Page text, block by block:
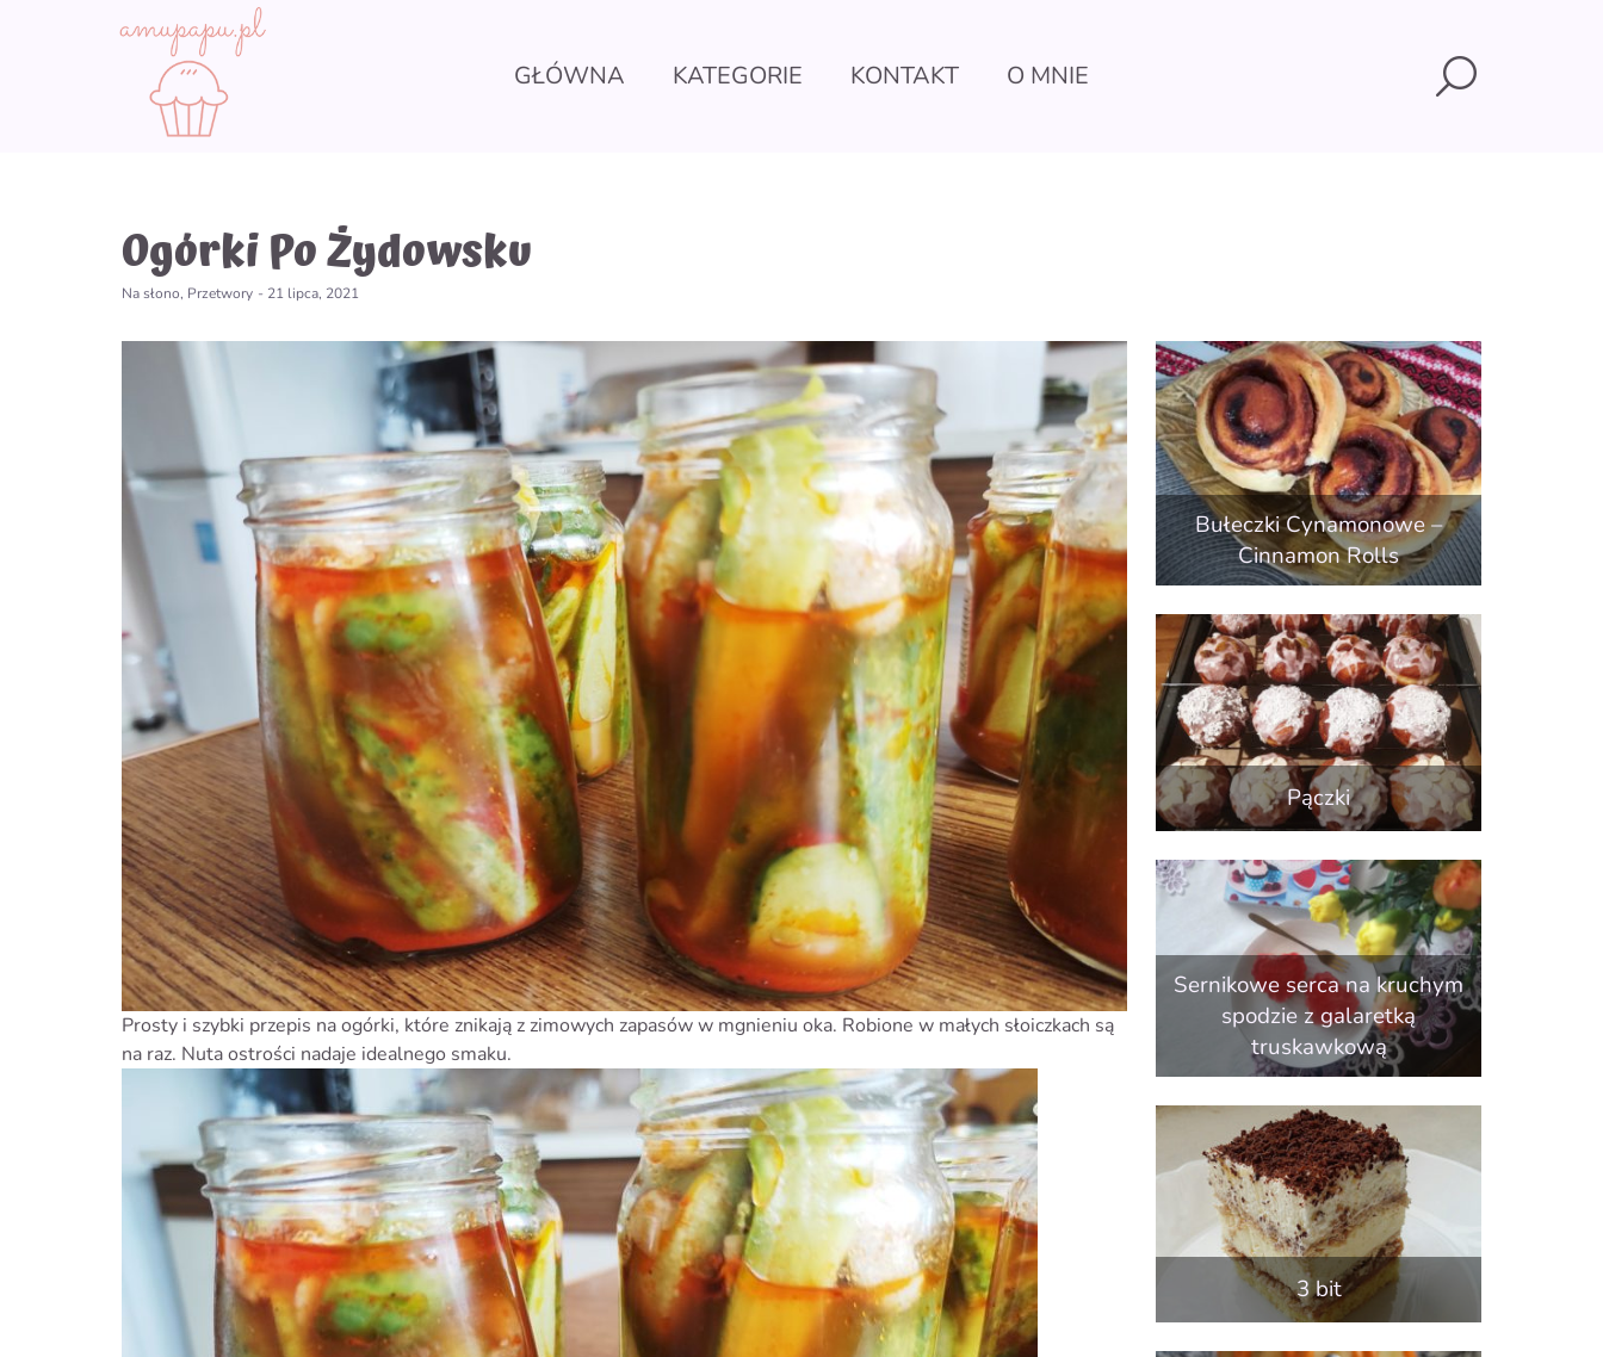
GŁÓWNA KATEGORIE KONTAKT O MNIE Search
Ogórki Po Żydowsku
Na słono, Przetwory - 21 lipca, 2021
Prosty i szybki przepis na ogórki, które znikają z zimowych zapasów w mgnieniu oka. Robione w małych słoiczkach są
na raz. Nuta ostrości nadaje idealnego smaku.
Bułeczki Cynamonowe –
Cinnamon Rolls
Pączki
Sernikowe serca na kruchym
spodzie z galaretką
truskawkową
3 bit